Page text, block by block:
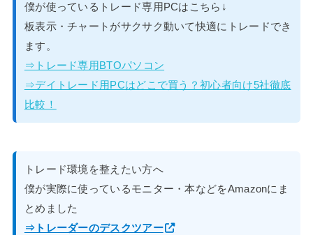
僕が使っているトレード専用PCはこちら↓
板表示・チャートがサクサク動いて快適にトレードでき
ます。
⇒トレード専用BTOパソコン
⇒デイトレード用PCはどこで買う？初心者向け5社徹底
比較！
トレード環境を整えたい方へ
僕が実際に使っているモニター・本などをAmazonにま
とめました
⇒トレーダーのデスクツアー